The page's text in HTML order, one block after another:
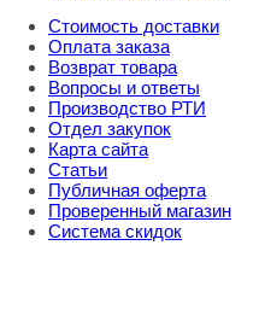
Стоимость доставки
Оплата заказа
Возврат товара
Вопросы и ответы
Производство РТИ
Отдел закупок
Карта сайта
Статьи
Публичная оферта
Проверенный магазин
Система скидок